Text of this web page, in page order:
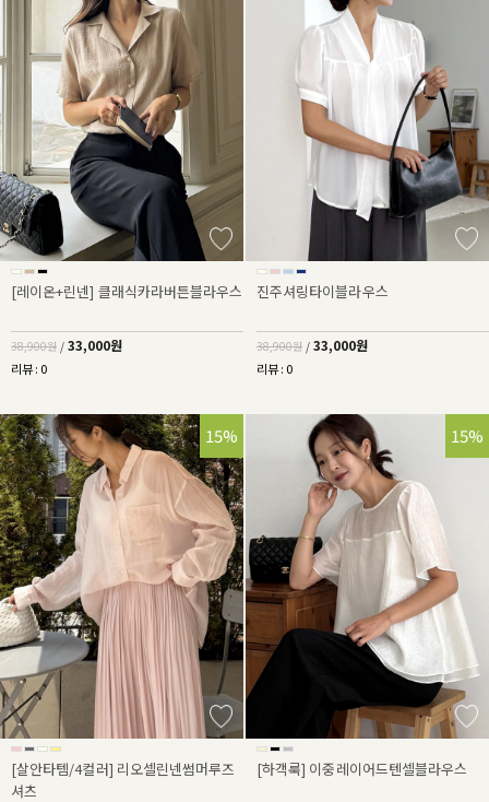
[레이온+린넨] 클래식카라버튼블라우스
38,900원 / 33,000원
리뷰 : 0
진주셔링타이블라우스
38,900원 / 33,000원
리뷰 : 0
15%
[살안타템/4컬러] 리오셀린넨썸머루즈
셔츠
15%
[하객룩] 이중레이어드텐셀블라우스